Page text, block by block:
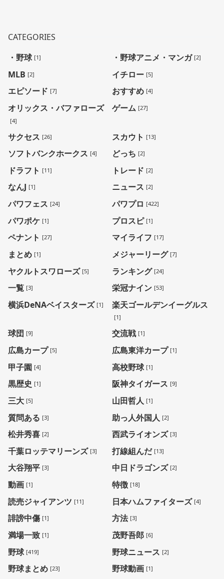
CATEGORIES
・野球 [1] ・野球アニメ・マンガ [2]
MLB [2] イチロー [5]
エピソード [7] おすすめ [4]
オリックス・バファローズ
[4]
ゲーム [27]
サクセス [26] スカウト [13]
ソフトバンクホークス [4] どっち [2]
ドラフト [11] トレード [2]
なんJ [1] ニュース [2]
パワフェス [24] パワプロ [422]
パワポケ [1] プロスピ [1]
ペナント [27] マイライフ [17]
まとめ [1] メジャーリーグ [7]
ヤクルトスワローズ [5] ランキング [24]
一覧 [3] 栄冠ナイン [53]
横浜DeNAベイスターズ [1] 楽天ゴールデンイーグルス
[1]
球団 [9] 交流戦 [1]
広島カープ [5] 広島東洋カープ [1]
甲子園 [4] 高校野球 [1]
黒歴史 [1] 阪神タイガース [9]
三大 [5] 山田哲人 [1]
質問ある [3] 助っ人外国人 [2]
松井秀喜 [2] 西武ライオンズ [3]
千葉ロッテマリーンズ [3] 打線組んだ [13]
大谷翔平 [3] 中日ドラゴンズ [2]
動画 [1] 特徴 [18]
読売ジャイアンツ [11] 日本ハムファイターズ [4]
誹謗中傷 [1] 方法 [3]
満場一致 [1] 茂野吾郎 [6]
野球 [419] 野球ニュース [2]
野球まとめ [23] 野球動画 [1]